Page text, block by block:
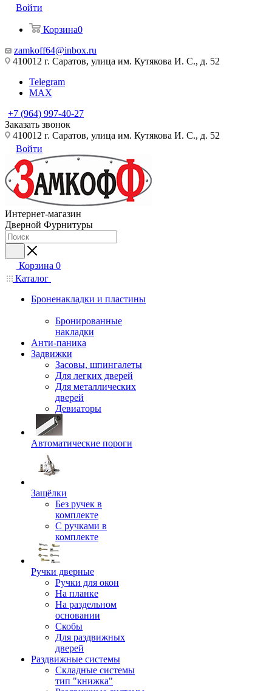
Войти
Корзина0
zamkoff64@inbox.ru
410012 г. Саратов, улица им. Кутякова И. С., д. 52
Telegram
MAX
+7 (964) 997-40-27
Заказать звонок
410012 г. Саратов, улица им. Кутякова И. С., д. 52
Войти
Интернет-магазин
Дверной Фурнитуры
Корзина 0
Каталог
Броненакладки и пластины
Бронированные
накладки
Анти-паника
Задвижки
Засовы, шпингалеты
Для легких дверей
Для металлических
дверей
Девиаторы
Автоматические пороги
Защёлки
Без ручек в
комплекте
С ручками в
комплекте
Ручки дверные
Ручки для окон
На планке
На раздельном
основании
Скобы
Для раздвижных
дверей
Раздвижные системы
Складные системы
тип "книжка"